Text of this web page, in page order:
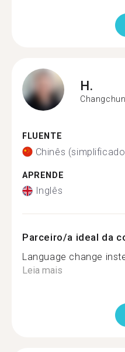
H.
Changchun
FLUENTE
Chinês
APRENDE
Inglês
Parceiro/a ideal da
Language change
Leia mais